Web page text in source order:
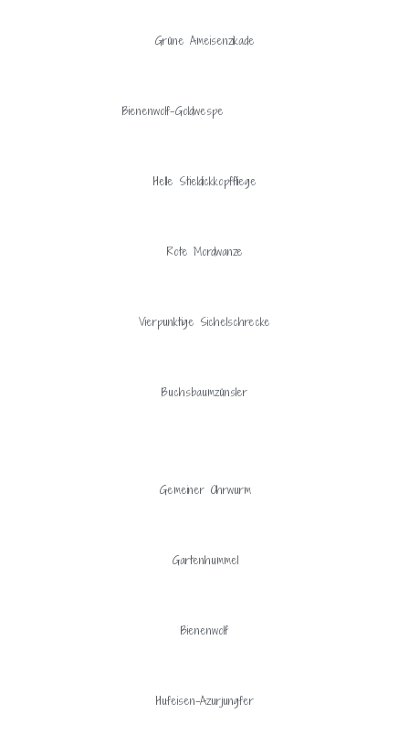
Grüne Ameisenzikade
Bienenwolf-Goldwespe
Helle Stieldickkopffliege
Rote Mordwanze
Vierpunktige Sichelschrecke
Buchsbaumzünsler
Gemeiner Ohrwurm
Gartenhummel
Bienenwolf
Hufeisen-Azurjungfer